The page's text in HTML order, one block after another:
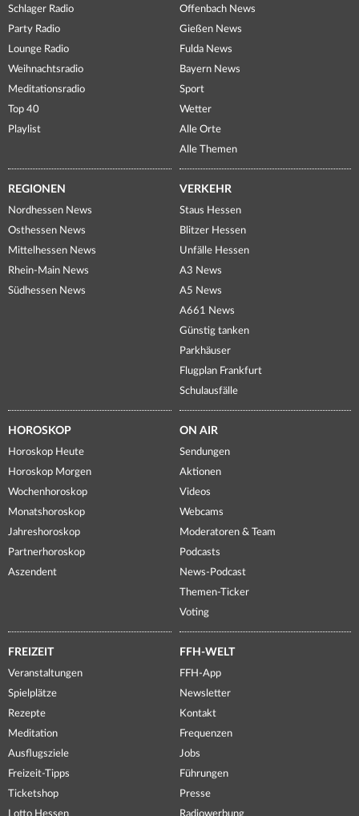
Schlager Radio
Party Radio
Lounge Radio
Weihnachtsradio
Meditationsradio
Top 40
Playlist
Offenbach News
Gießen News
Fulda News
Bayern News
Sport
Wetter
Alle Orte
Alle Themen
REGIONEN
Nordhessen News
Osthessen News
Mittelhessen News
Rhein-Main News
Südhessen News
VERKEHR
Staus Hessen
Blitzer Hessen
Unfälle Hessen
A3 News
A5 News
A661 News
Günstig tanken
Parkhäuser
Flugplan Frankfurt
Schulausfälle
HOROSKOP
Horoskop Heute
Horoskop Morgen
Wochenhoroskop
Monatshoroskop
Jahreshoroskop
Partnerhoroskop
Aszendent
ON AIR
Sendungen
Aktionen
Videos
Webcams
Moderatoren & Team
Podcasts
News-Podcast
Themen-Ticker
Voting
FREIZEIT
Veranstaltungen
Spielplätze
Rezepte
Meditation
Ausflugsziele
Freizeit-Tipps
Ticketshop
Lotto Hessen
FFH-WELT
FFH-App
Newsletter
Kontakt
Frequenzen
Jobs
Führungen
Presse
Radiowerbung